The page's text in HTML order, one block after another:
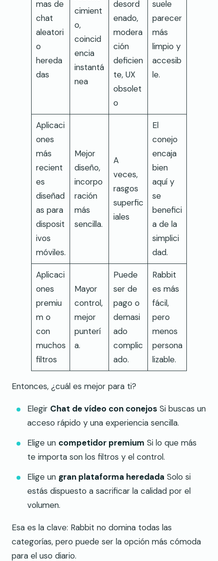
mas de
chat
aleatori
o
hereda
das
cimient
o,
coincid
encia
instantá
nea
desord
enado,
modera
ción
deficien
te, UX
obsolet
o
suele
parecer
más
limpio y
accesib
le.
Aplicaci
ones
más
recient
es
diseñad
as para
disposit
ivos
móviles.
Mejor
diseño,
incorpo
ración
más
sencilla.
A
veces,
rasgos
superfic
iales
El
conejo
encaja
bien
aquí y
se
benefici
a de la
simplici
dad.
Aplicaci
ones
premiu
m o
con
muchos
filtros
Mayor
control,
mejor
punterí
a.
Puede
ser de
pago o
demasi
ado
complic
ado.
Rabbit
es más
fácil,
pero
menos
persona
lizable.
Entonces, ¿cuál es mejor para ti?
Elegir Chat de vídeo con conejos Si buscas un
acceso rápido y una experiencia sencilla.
Elige un competidor premium Si lo que más
te importa son los filtros y el control.
Elige un gran plataforma heredada Solo si
estás dispuesto a sacrificar la calidad por el
volumen.
Esa es la clave: Rabbit no domina todas las
categorías, pero puede ser la opción más cómoda
para el uso diario.